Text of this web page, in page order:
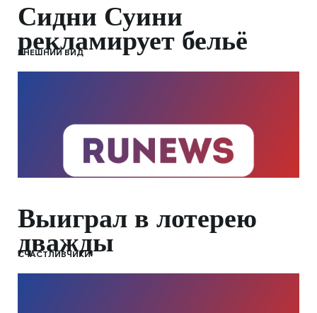
Сидни Суини
рекламирует бельё
ВНЕШНИЙ ВИД
Выиграл в лотерею
дважды
СЧАСТЛИВЧИКИ